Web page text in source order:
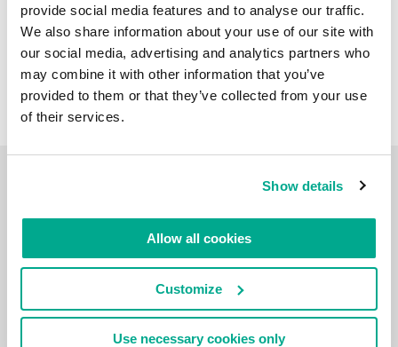
provide social media features and to analyse our traffic.
We also share information about your use of our site with
our social media, advertising and analytics partners who
may combine it with other information that you’ve
provided to them or that they’ve collected from your use
of their services.
Show details
Allow all cookies
Customize
Use necessary cookies only